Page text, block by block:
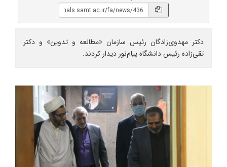
دکتر مهدوی‌زادگان رئیس سازمان «مطالعه و تدوین» و دکتر
تقی‌زاده رئیس دانشگاه پیام‌نور دیدار کردند.